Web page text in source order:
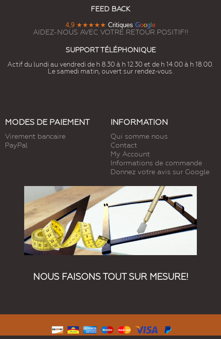
FEED BACK
4,9 ★★★★★ Critiques Goog e
AIDEZ-NOUS AVEC VOTRE RETOUR POSITIF!!
SUPPORT TÉLÉPHONIQUE
Actif du lundi au vendredi de h 8.30 à h 12.30 et de h 14.00 à h 18.00.
Le samedi matin, ouvert sur rendez-vous.
MODES DE PAIEMENT
Virement bancaire
PayPal
INFORMATION
Qui somme nous
Contact
My Account
Informations de commande
Donnez votre avis sur Google
NOUS FAISONS TOUT SUR MESURE!